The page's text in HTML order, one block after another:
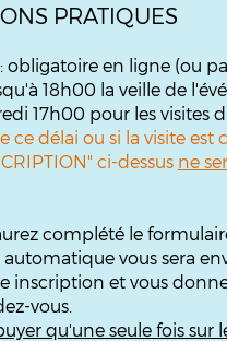
PRATIQUES
: obligatoire en ligne (ou
18h00 la veille de
17h00 pour les visites
ce délai ou si la visite est
ci-dessus ne
complété le
vous sera
inscription et vous
vous.
qu'une seule fois sur